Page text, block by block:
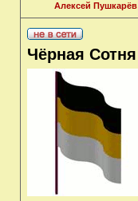
Алексей Пушкарёв
Чёрная Сотня